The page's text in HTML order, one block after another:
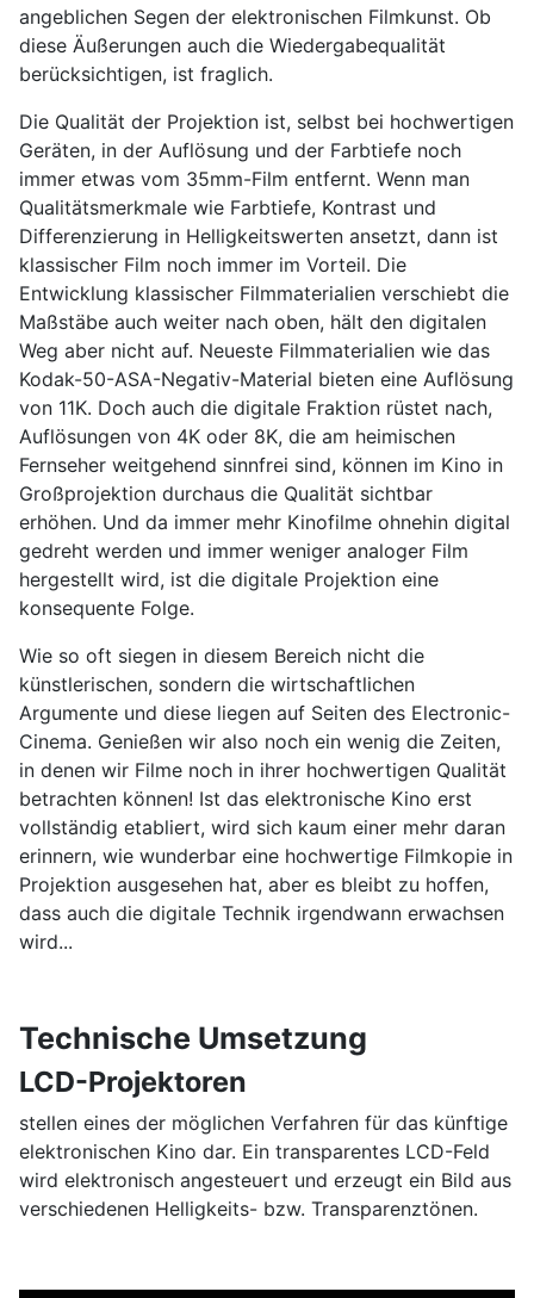
angeblichen Segen der elektronischen Filmkunst. Ob
diese Äußerungen auch die Wiedergabequalität
berücksichtigen, ist fraglich.
Die Qualität der Projektion ist, selbst bei hochwertigen
Geräten, in der Auflösung und der Farbtiefe noch
immer etwas vom 35mm-Film entfernt. Wenn man
Qualitätsmerkmale wie Farbtiefe, Kontrast und
Differenzierung in Helligkeitswerten ansetzt, dann ist
klassischer Film noch immer im Vorteil. Die
Entwicklung klassischer Filmmaterialien verschiebt die
Maßstäbe auch weiter nach oben, hält den digitalen
Weg aber nicht auf. Neueste Filmmaterialien wie das
Kodak-50-ASA-Negativ-Material bieten eine Auflösung
von 11K. Doch auch die digitale Fraktion rüstet nach,
Auflösungen von 4K oder 8K, die am heimischen
Fernseher weitgehend sinnfrei sind, können im Kino in
Großprojektion durchaus die Qualität sichtbar
erhöhen. Und da immer mehr Kinofilme ohnehin digital
gedreht werden und immer weniger analoger Film
hergestellt wird, ist die digitale Projektion eine
konsequente Folge.
Wie so oft siegen in diesem Bereich nicht die
künstlerischen, sondern die wirtschaftlichen
Argumente und diese liegen auf Seiten des Electronic-
Cinema. Genießen wir also noch ein wenig die Zeiten,
in denen wir Filme noch in ihrer hochwertigen Qualität
betrachten können! Ist das elektronische Kino erst
vollständig etabliert, wird sich kaum einer mehr daran
erinnern, wie wunderbar eine hochwertige Filmkopie in
Projektion ausgesehen hat, aber es bleibt zu hoffen,
dass auch die digitale Technik irgendwann erwachsen
wird...
Technische Umsetzung
LCD-Projektoren
stellen eines der möglichen Verfahren für das künftige
elektronischen Kino dar. Ein transparentes LCD-Feld
wird elektronisch angesteuert und erzeugt ein Bild aus
verschiedenen Helligkeits- bzw. Transparenztönen.